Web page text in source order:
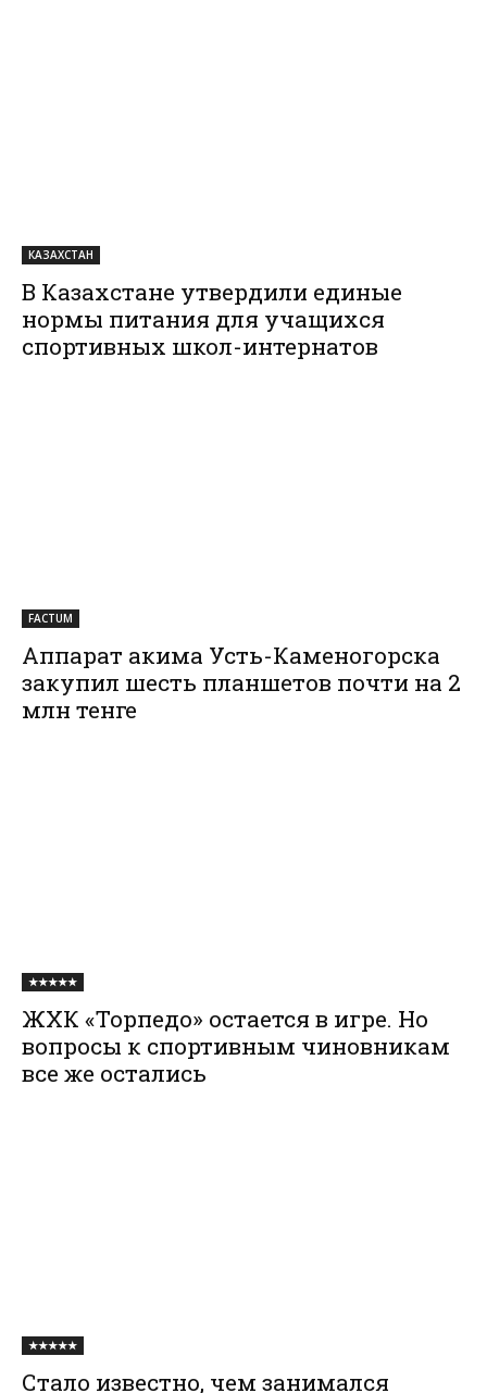
КАЗАХСТАН
В Казахстане утвердили единые
нормы питания для учащихся
спортивных школ-интернатов
FACTUM
Аппарат акима Усть-Каменогорска
закупил шесть планшетов почти на 2
млн тенге
★★★★★
ЖХК «Торпедо» остается в игре. Но
вопросы к спортивным чиновникам
все же остались
★★★★★
Стало известно, чем занимался